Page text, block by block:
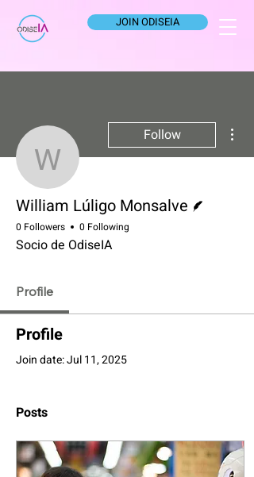
JOIN ODISEIA
William Lúligo
Follow
William Lúligo Monsalve
0 Followers 0 Following
Socio de OdiseIA
Profile
Profile
Join date: Jul 11, 2025
Posts